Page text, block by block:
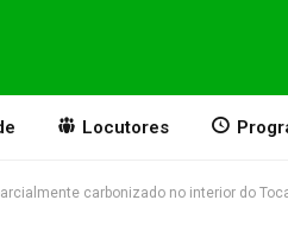
Locutores
carbonizado no interior do